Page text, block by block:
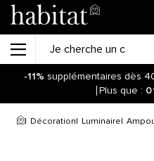
-11% supplémentaires dès
Plus que :
Décoration Luminaire